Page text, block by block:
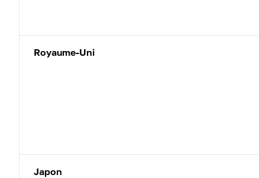
Royaume-Uni
Japon